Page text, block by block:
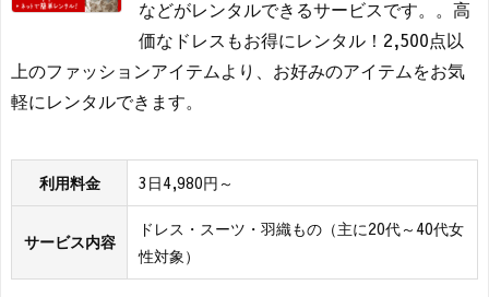
などがレンタルできるサービスです。。高
価なドレスもお得にレンタル！2,500点以
上のファッションアイテムより、お好みのアイテムをお気
軽にレンタルできます。
利用料金 3日4,980円～
サービス内容
ドレス・スーツ・羽織もの（主に20代～40代女
性対象）